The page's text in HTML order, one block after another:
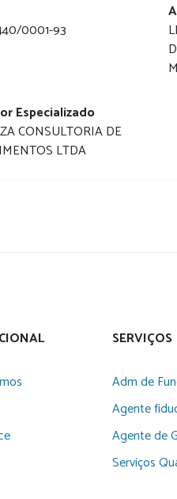
0001-93
Especializado
CONSULTORIA DE
LTDA
SERVIÇOS
Adm de
Agente
Agente de
Serviços